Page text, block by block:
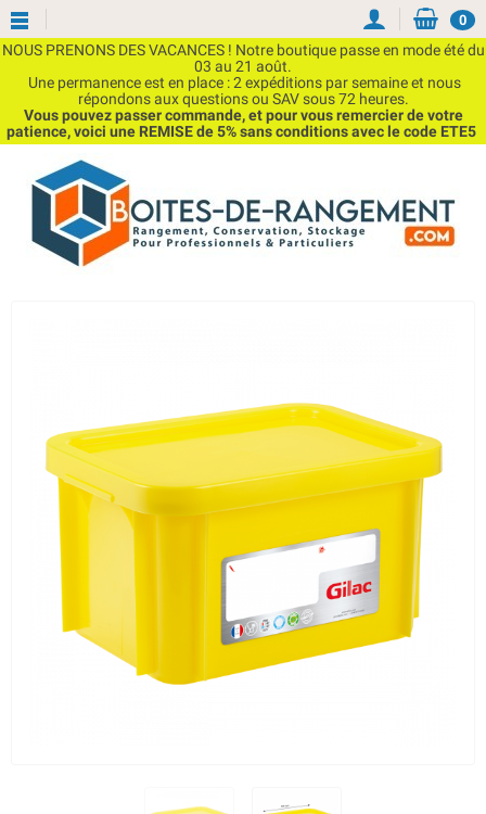
NOUS PRENONS DES VACANCES ! Notre boutique passe en mode été du
03 au 21 août.
Une permanence est en place : 2 expéditions par semaine et nous
répondons aux questions ou SAV sous 72 heures.
Vous pouvez passer commande, et pour vous remercier de votre
patience, voici une REMISE de 5% sans conditions avec le code ETE5
0